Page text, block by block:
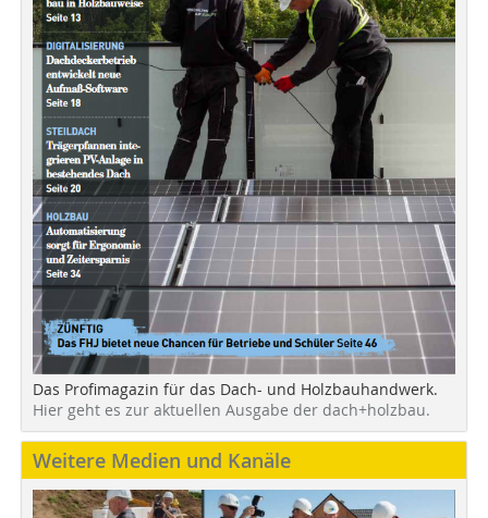
Das Profimagazin für das Dach- und Holzbauhandwerk.
Hier geht es zur aktuellen Ausgabe der dach+holzbau.
Weitere Medien und Kanäle